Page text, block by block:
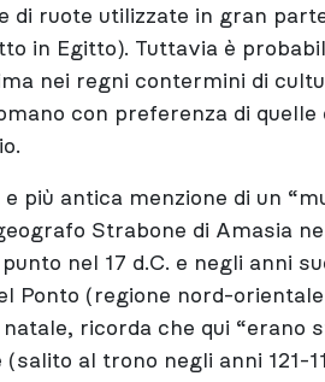
di ruote utilizzate in gran
in Egitto). Tuttavia è
nei regni contermini di
con preferenza di
e più antica menzione di un
Strabone di Amasia
nel 17 d.C. e negli anni
Ponto (regione nord-
ricorda che qui “erano
(salito al trono negli anni 121-